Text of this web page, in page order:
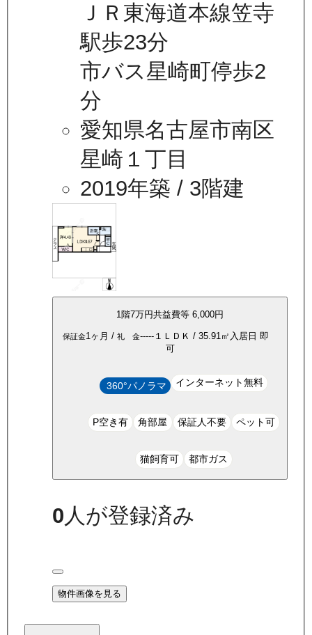
ＪＲ東海道本線笠寺
駅歩23分
市バス星崎町停歩2
分
愛知県名古屋市南区
星崎１丁目
2019年築 / 3階建
1階7万円共益費等 6,000円
保証金1ヶ月 / 礼 金-----１ＬＤＫ / 35.91 ㎡ 入居日 即
可
360°パノラマ インターネット無料
P空き有 角部屋 保証人不要 ペット可
猫飼育可 都市ガス
0人が登録済み
物件画像を見る